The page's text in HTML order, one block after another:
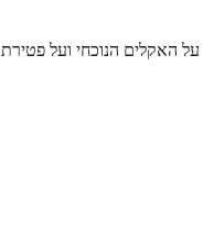
האקלים הנוכחי ועל פטירת